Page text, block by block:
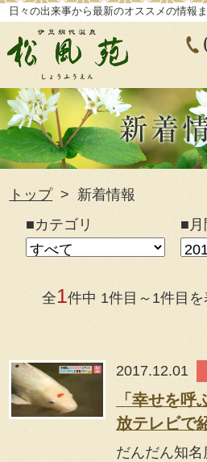
日々の出来事から最新のオススメの情報
トップ
新着情報
■カテゴリ
■月
全1件中 1件目～1件目を
2017.12.01
「幸せを呼
放テレビで
だんだん知